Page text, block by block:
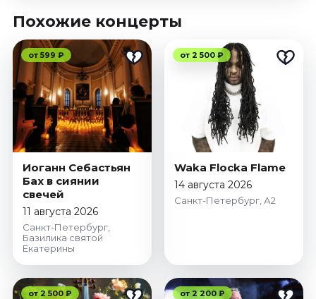
Похожие концерты
от 599 ₽
Иоганн Себастьян
Бах в сиянии
свечей
11 августа 2026
Санкт-Петербург,
Базилика святой
Екатерины
от 2 500 ₽
Waka Flocka Flame
14 августа 2026
Санкт-Петербург, А2
от 2 500 ₽ от 2 200 ₽